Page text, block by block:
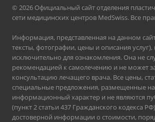
© 2026 Официальный сайт отделения
сети медицинских центров MedSwiss. Все
Информация, представленная на данном
тексты, фотографии, цены и описания услуг),
исключительно для ознакомления. Она не
рекомендацией к самолечению и не может
консультацию лечащего врача. Все цены,
специальные предложения, размещенные на
информационный характер и не являются
(пункт 2 статьи 437 Гражданского кодекса
достоверной информации о стоимости,